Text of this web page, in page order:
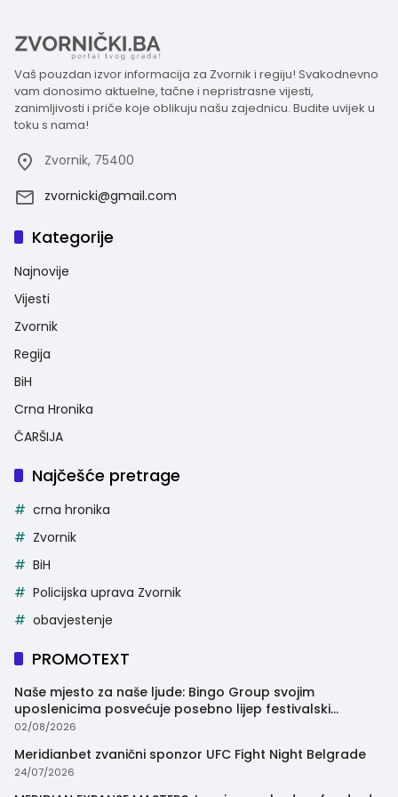
Vaš pouzdan izvor informacija za Zvornik i regiju! Svakodnevno
vam donosimo aktuelne, tačne i nepristrasne vijesti,
zanimljivosti i priče koje oblikuju našu zajednicu. Budite uvijek u
toku s nama!
Zvornik, 75400
zvornicki@gmail.com
Kategorije
Najnovije
Vijesti
Zvornik
Regija
BiH
Crna Hronika
ČARŠIJA
Najčešće pretrage
crna hronika
Zvornik
BiH
Policijska uprava Zvornik
obavjestenje
PROMOTEXT
Naše mjesto za naše ljude: Bingo Group svojim
uposlenicima posvećuje posebno lijep festivalski
trenutak
02/08/2026
Meridianbet zvanični sponzor UFC Fight Night Belgrade
24/07/2026